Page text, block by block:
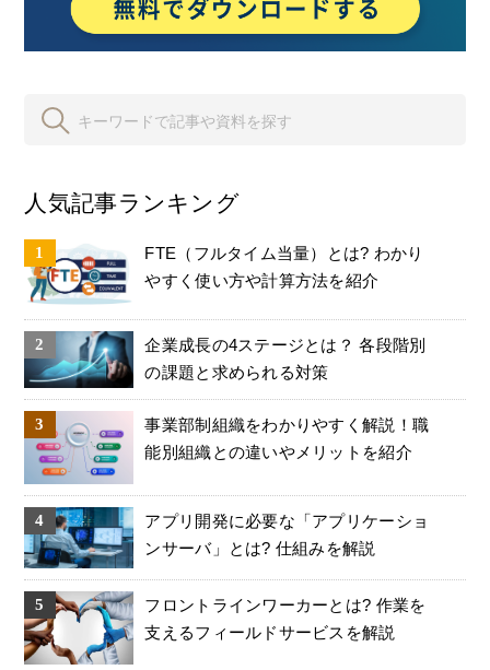
人気記事ランキング
FTE（フルタイム当量）とは? わかり
やすく使い方や計算方法を紹介
企業成長の4ステージとは？ 各段階別
の課題と求められる対策
事業部制組織をわかりやすく解説！職
能別組織との違いやメリットを紹介
アプリ開発に必要な「アプリケーショ
ンサーバ」とは? 仕組みを解説
フロントラインワーカーとは? 作業を
支えるフィールドサービスを解説